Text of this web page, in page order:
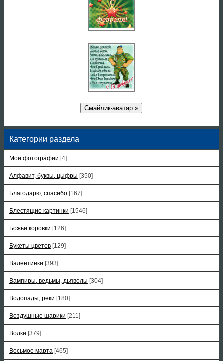
Смайлик-аватар »
Категории раздела
Мои фотографии [4]
Алфавит, буквы, цыфры [350]
Благодарю, спасибо [167]
Блестящие картинки [1546]
Божьи коровки [126]
Букеты цветов [129]
Валентинки [393]
Вампиры, ведьмы, дьяволы [304]
Водопады, реки [180]
Воздушные шарики [211]
Волки [379]
Восьмое марта [465]